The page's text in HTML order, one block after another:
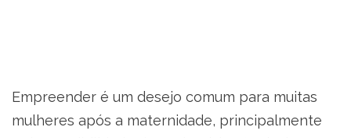
Empreender é um desejo comum para muitas
mulheres após a maternidade, principalmente